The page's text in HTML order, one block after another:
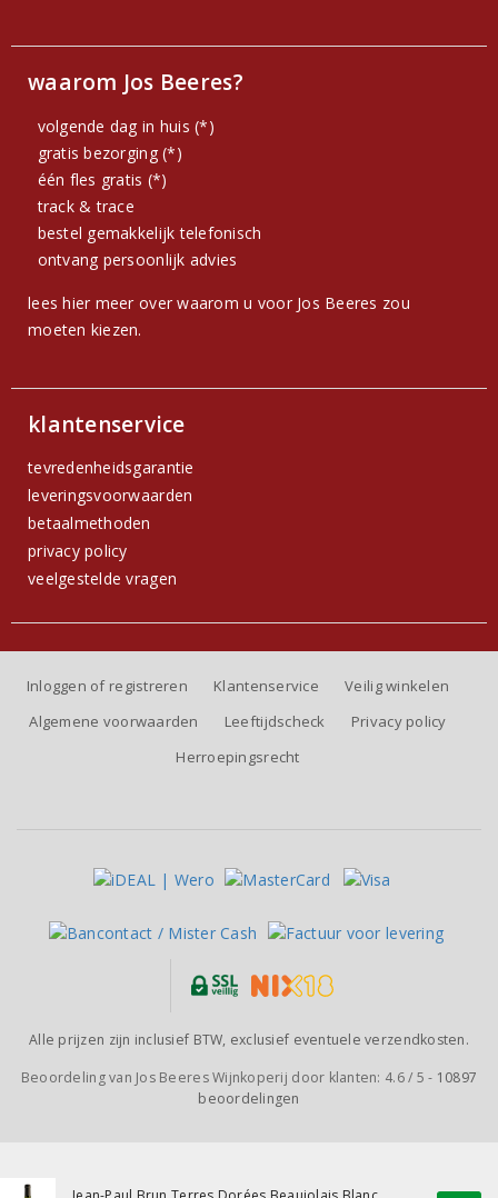
waarom Jos Beeres?
volgende dag in huis (*)
gratis bezorging (*)
één fles gratis (*)
track & trace
bestel gemakkelijk telefonisch
ontvang persoonlijk advies
lees hier meer over waarom u voor Jos Beeres zou
moeten kiezen.
klantenservice
tevredenheidsgarantie
leveringsvoorwaarden
betaalmethoden
privacy policy
veelgestelde vragen
Inloggen of registreren Klantenservice
Veilig winkelen
Algemene voorwaarden
Leeftijdscheck
Privacy policy
Herroepingsrecht
Alle prijzen zijn inclusief BTW, exclusief eventuele verzendkosten.
Beoordeling van Jos Beeres Wijnkoperij door klanten: 4.6/ 5 - 10897
beoordelingen